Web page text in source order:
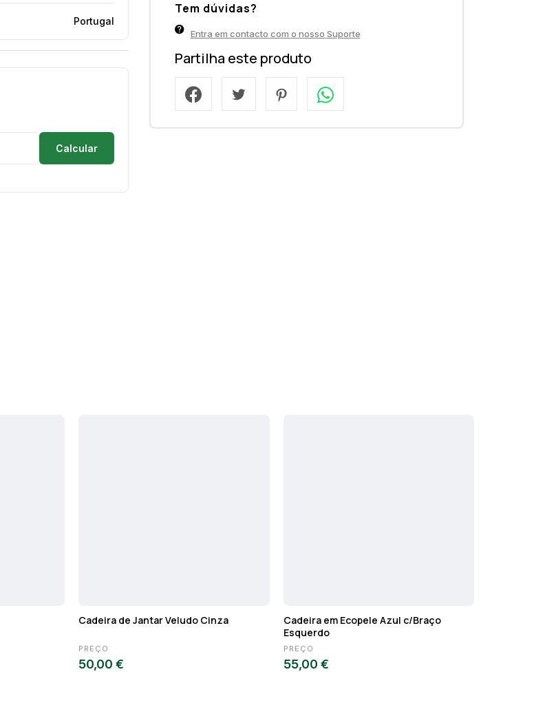
Portugal
Calcular
Tem dúvidas?
Entra em contacto com o nosso Suporte
Partilha este produto
Cadeira de Jantar Veludo Cinza
PREÇO
50,00 €
Cadeira em Ecopele Azul c/Braço
Esquerdo
PREÇO
55,00 €